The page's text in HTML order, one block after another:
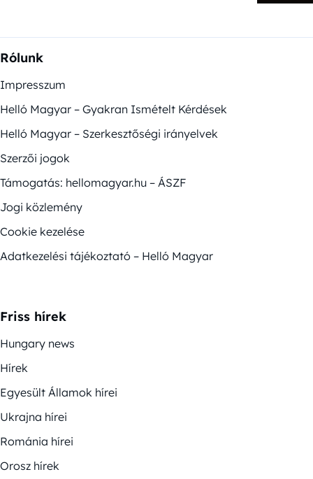
Rólunk
Impresszum
Helló Magyar – Gyakran Ismételt Kérdések
Helló Magyar – Szerkesztőségi irányelvek
Szerzői jogok
Támogatás: hellomagyar.hu – ÁSZF
Jogi közlemény
Cookie kezelése
Adatkezelési tájékoztató – Helló Magyar
Friss hírek
Hungary news
Hírek
Egyesült Államok hírei
Ukrajna hírei
Románia hírei
Orosz hírek